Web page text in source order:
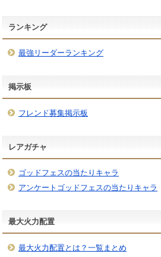
ランキング
最強リーダーランキング
掲示板
フレンド募集掲示板
レアガチャ
ゴッドフェスの当たりキャラ
アンケートゴッドフェスの当たりキャラ
最大火力配置
最大火力配置とは？一覧まとめ